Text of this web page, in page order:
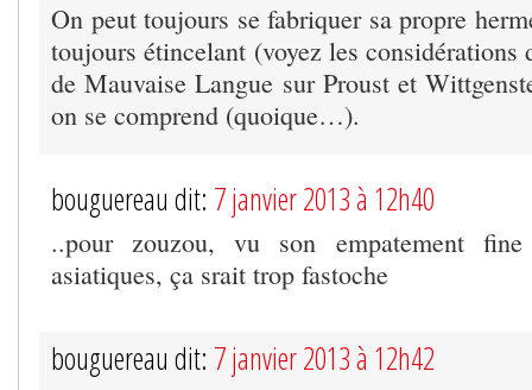
On peut toujours se fabriquer sa propre
toujours étincelant (voyez les considérations
de Mauvaise Langue sur Proust et
on se comprend (quoique…).
bouguereau dit: 7 janvier 2013 à 12h40
..pour zouzou, vu son empatement
asiatiques, ça srait trop fastoche
bouguereau dit: 7 janvier 2013 à 12h42